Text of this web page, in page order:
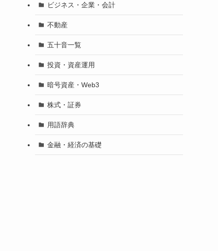
ビジネス・企業・会計
不動産
五十音一覧
投資・資産運用
暗号資産・Web3
株式・証券
用語辞典
金融・経済の基礎